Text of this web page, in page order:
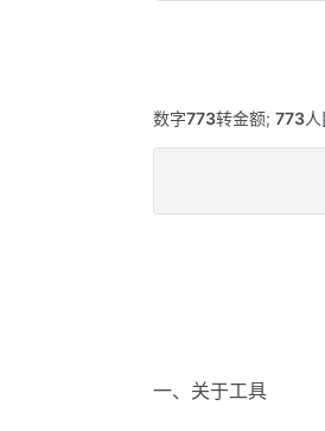
数字773转金额; 773
一、关于工具